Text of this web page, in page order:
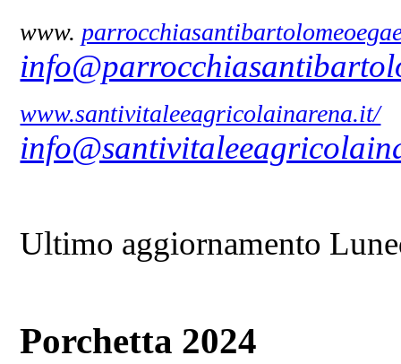
www.
www.santivitaleeagricolainarena.it/
Ultimo aggiornamento
Porchetta 2024